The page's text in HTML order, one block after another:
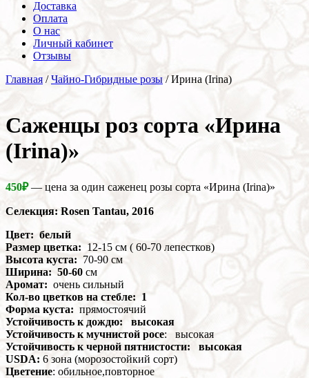
Доставка
Оплата
О нас
Личный кабинет
Отзывы
Главная /Чайно-Гибридные розы/ Ирина (Irina)
Cаженцы роз сорта «Ирина
(Irina)»
450₽— цена за один саженец розы сорта «Ирина (Irina)»
Селекция: Rosen Tantau, 2016
Цвет: белый
Размер цветка: 12-15 см ( 60-70 лепестков)
Высота куста: 70-90 см
Ширина: 50-60 см
Аромат: очень сильный
Кол-во цветков на стебле: 1
Форма куста: прямостоячий
Устойчивость к дождю: высокая
Устойчивость к мучнистой росе: высокая
Устойчивость к черной пятнистости: высокая
USDA: 6 зона (морозостойкий сорт)
Цветение: обильное,повторное